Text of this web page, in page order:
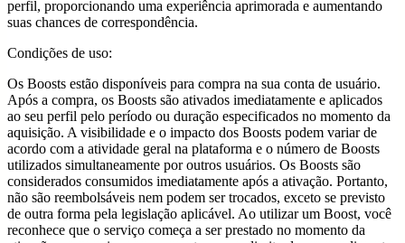
perfil, proporcionando uma experiência aprimorada e aumentando
suas chances de correspondência.
Condições de uso:
Os Boosts estão disponíveis para compra na sua conta de usuário.
Após a compra, os Boosts são ativados imediatamente e aplicados
ao seu perfil pelo período ou duração especificados no momento da
aquisição. A visibilidade e o impacto dos Boosts podem variar de
acordo com a atividade geral na plataforma e o número de Boosts
utilizados simultaneamente por outros usuários. Os Boosts são
considerados consumidos imediatamente após a ativação. Portanto,
não são reembolsáveis nem podem ser trocados, exceto se previsto
de outra forma pela legislação aplicável. Ao utilizar um Boost, você
reconhece que o serviço começa a ser prestado no momento da